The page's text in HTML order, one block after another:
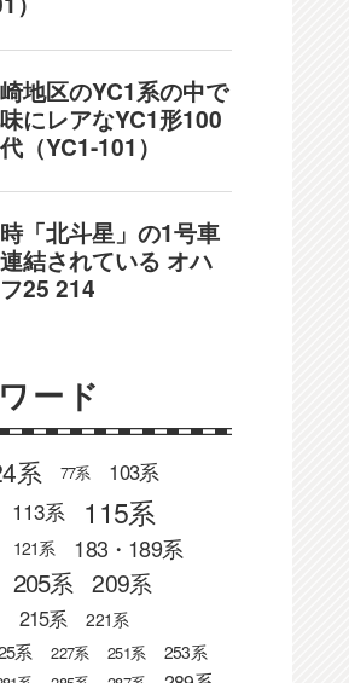
ード
系 77系 103系
113系 115系
121系 183・189系
205系 209系
215系 221系
系 227系 251系 253系